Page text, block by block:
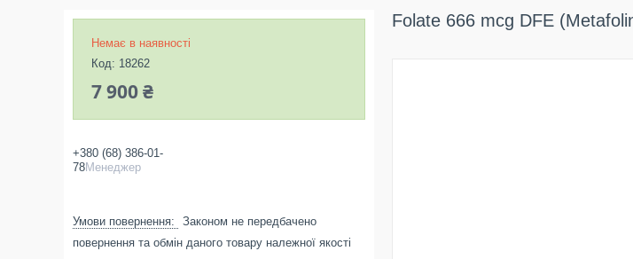
Folate 666 mcg DFE
Немає в наявності
Код: 18262
7 900 ₴
+380 (68) 386-01-
78Менеджер
Законом не передбачено
повернення та обмін даного товару належної якості